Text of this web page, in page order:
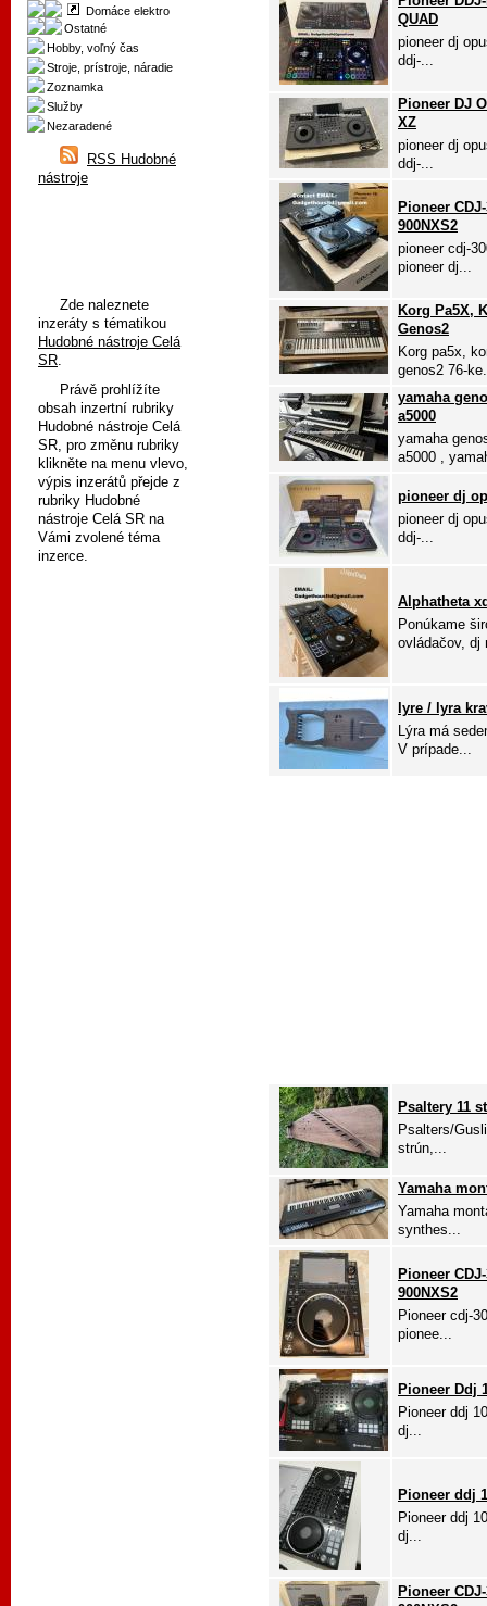
Domáce elektro
Ostatné
Hobby, voľný čas
Stroje, prístroje, náradie
Zoznamka
Služby
Nezaradené
RSS Hudobné
nástroje
Zde naleznete
inzeráty s tématikou
Hudobné nástroje Celá
SR.
Právě prohlížíte
obsah inzertní rubriky
Hudobné nástroje Celá
SR, pro změnu rubriky
klikněte na menu vlevo,
výpis inzerátů přejde z
rubriky Hudobné
nástroje Celá SR na
Vámi zvolené téma
inzerce.
QUAD
pioneer dj
ddj-...
Pioneer DJ
XZ
pioneer dj
ddj-...
Pioneer
900NXS2
pioneer cdj-
pioneer dj...
Korg Pa5X,
Genos2
Korg pa5x,
genos2 76-
yamaha
a5000
yamaha
a5000 ,
pioneer dj
pioneer dj
ddj-...
Alphatheta
Ponúkame
ovládačov, dj
lyre / lyra
Lýra má
V prípade...
Psaltery 11
Psalters/
strún,...
Yamaha
Yamaha
synthes...
Pioneer
900NXS2
Pioneer cdj-
pionee...
Pioneer Ddj
Pioneer ddj
dj...
Pioneer ddj
Pioneer ddj
dj...
Pioneer